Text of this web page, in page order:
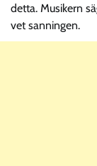
detta. Musikern
vet sanningen.